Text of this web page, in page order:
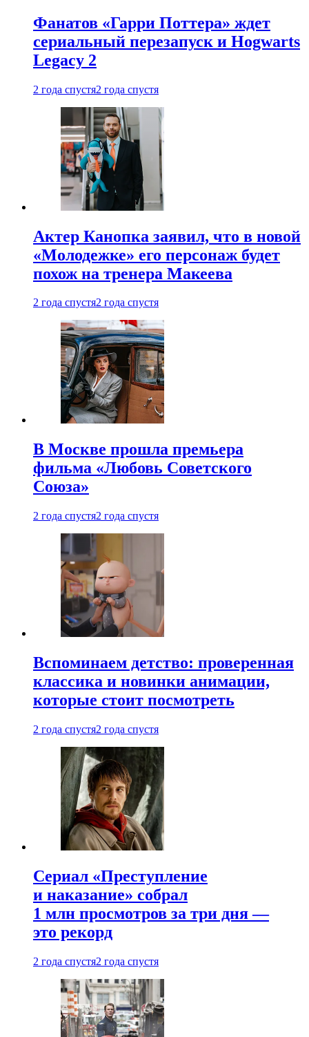
Фанатов «Гарри Поттера» ждет
сериальный перезапуск и Hogwarts
Legacy 2
2 года спустя2 года спустя
Актер Канопка заявил, что в новой
«Молодежке» его персонаж будет
похож на тренера Макеева
2 года спустя2 года спустя
В Москве прошла премьера
фильма «Любовь Советского
Союза»
2 года спустя2 года спустя
Вспоминаем детство: проверенная
классика и новинки анимации,
которые стоит посмотреть
2 года спустя2 года спустя
Сериал «Преступление
и наказание» собрал
1 млн просмотров за три дня —
это рекорд
2 года спустя2 года спустя